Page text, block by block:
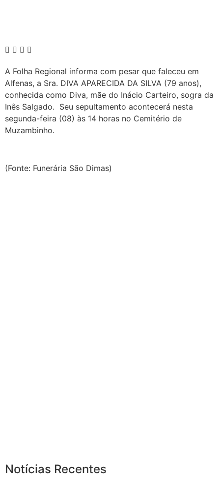
A Folha Regional informa com pesar que faleceu em
Alfenas, a Sra. DIVA APARECIDA DA SILVA (79 anos),
conhecida como Diva, mãe do Inácio Carteiro, sogra da
Inês Salgado. Seu sepultamento acontecerá nesta
segunda-feira (08) às 14 horas no Cemitério de
Muzambinho.
(Fonte: Funerária São Dimas)
Notícias Recentes